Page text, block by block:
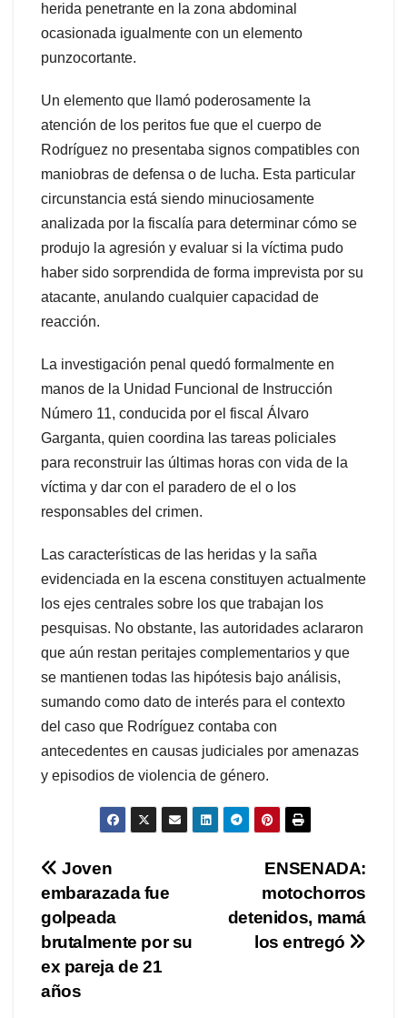
herida penetrante en la zona abdominal
ocasionada igualmente con un elemento
punzocortante.
Un elemento que llamó poderosamente la
atención de los peritos fue que el cuerpo de
Rodríguez no presentaba signos compatibles con
maniobras de defensa o de lucha. Esta particular
circunstancia está siendo minuciosamente
analizada por la fiscalía para determinar cómo se
produjo la agresión y evaluar si la víctima pudo
haber sido sorprendida de forma imprevista por su
atacante, anulando cualquier capacidad de
reacción.
La investigación penal quedó formalmente en
manos de la Unidad Funcional de Instrucción
Número 11, conducida por el fiscal Álvaro
Garganta, quien coordina las tareas policiales
para reconstruir las últimas horas con vida de la
víctima y dar con el paradero de el o los
responsables del crimen.
Las características de las heridas y la saña
evidenciada en la escena constituyen actualmente
los ejes centrales sobre los que trabajan los
pesquisas. No obstante, las autoridades aclararon
que aún restan peritajes complementarios y que
se mantienen todas las hipótesis bajo análisis,
sumando como dato de interés para el contexto
del caso que Rodríguez contaba con
antecedentes en causas judiciales por amenazas
y episodios de violencia de género.
Navegación
de
entradas
ENSENADA:
motochorros
detenidos, mamá
los entregó
Joven
embarazada fue
golpeada
brutalmente por su
ex pareja de 21
años